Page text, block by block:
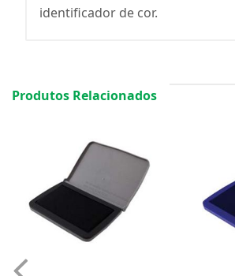
identificador de cor.
Produtos Relacionados